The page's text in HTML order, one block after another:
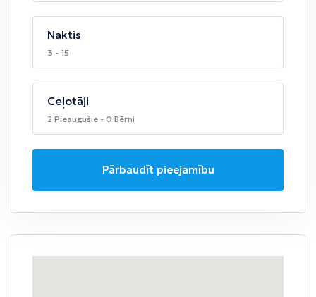
Naktis
3 - 15
Ceļotāji
2 Pieaugušie - 0 Bērni
Pārbaudīt pieejamību